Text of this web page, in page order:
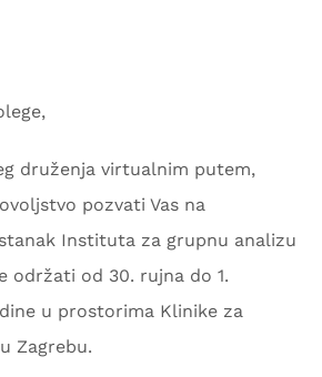
druženja virtualnim putem,
pozvati Vas na
Instituta za grupnu analizu
održati od 30. rujna do 1.
u prostorima Klinike za
Zagrebu.